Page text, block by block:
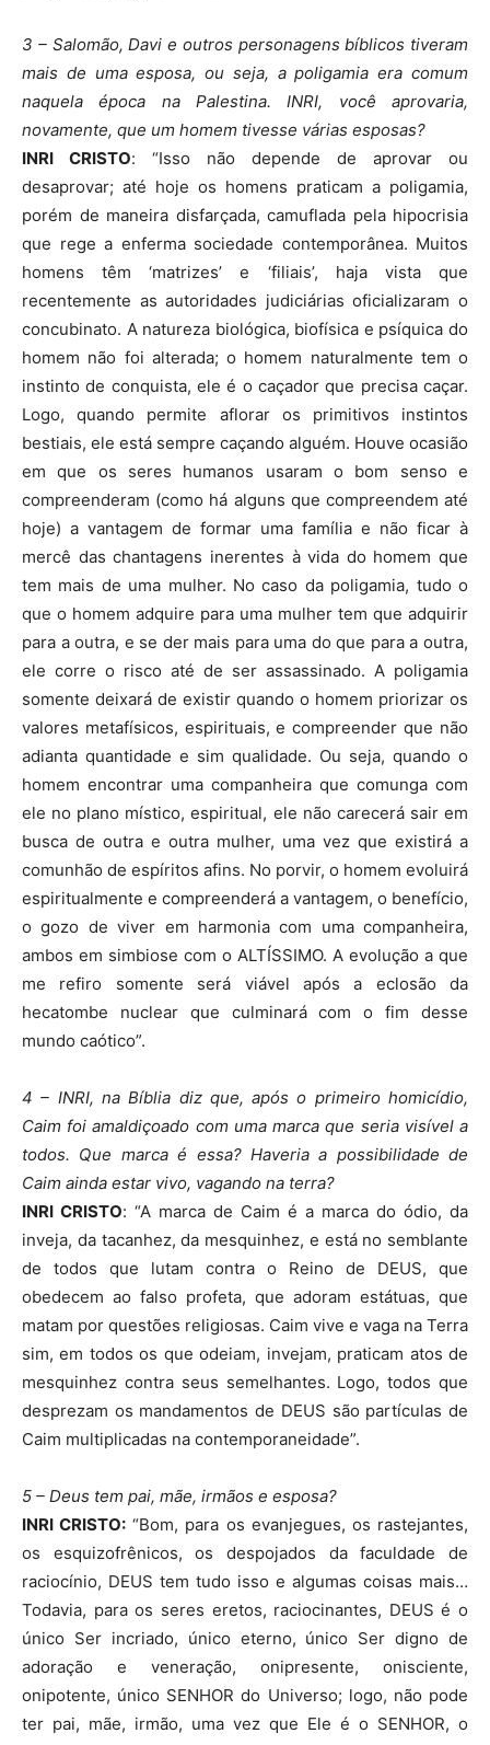
3 – Salomão, Davi e outros personagens bíblicos tiveram
mais de uma esposa, ou seja, a poligamia era comum
naquela época na Palestina. INRI, você aprovaria,
novamente, que um homem tivesse várias esposas?
INRI CRISTO: “Isso não depende de aprovar ou
desaprovar; até hoje os homens praticam a poligamia,
porém de maneira disfarçada, camuflada pela hipocrisia
que rege a enferma sociedade contemporânea. Muitos
homens têm ‘matrizes’ e ‘filiais’, haja vista que
recentemente as autoridades judiciárias oficializaram o
concubinato. A natureza biológica, biofísica e psíquica do
homem não foi alterada; o homem naturalmente tem o
instinto de conquista, ele é o caçador que precisa caçar.
Logo, quando permite aflorar os primitivos instintos
bestiais, ele está sempre caçando alguém. Houve ocasião
em que os seres humanos usaram o bom senso e
compreenderam (como há alguns que compreendem até
hoje) a vantagem de formar uma família e não ficar à
mercê das chantagens inerentes à vida do homem que
tem mais de uma mulher. No caso da poligamia, tudo o
que o homem adquire para uma mulher tem que adquirir
para a outra, e se der mais para uma do que para a outra,
ele corre o risco até de ser assassinado. A poligamia
somente deixará de existir quando o homem priorizar os
valores metafísicos, espirituais, e compreender que não
adianta quantidade e sim qualidade. Ou seja, quando o
homem encontrar uma companheira que comunga com
ele no plano místico, espiritual, ele não carecerá sair em
busca de outra e outra mulher, uma vez que existirá a
comunhão de espíritos afins. No porvir, o homem evoluirá
espiritualmente e compreenderá a vantagem, o benefício,
o gozo de viver em harmonia com uma companheira,
ambos em simbiose com o ALTÍSSIMO. A evolução a que
me refiro somente será viável após a eclosão da
hecatombe nuclear que culminará com o fim desse
mundo caótico”.
4 – INRI, na Bíblia diz que, após o primeiro homicídio,
Caim foi amaldiçoado com uma marca que seria visível a
todos. Que marca é essa? Haveria a possibilidade de
Caim ainda estar vivo, vagando na terra?
INRI CRISTO: “A marca de Caim é a marca do ódio, da
inveja, da tacanhez, da mesquinhez, e está no semblante
de todos que lutam contra o Reino de DEUS, que
obedecem ao falso profeta, que adoram estátuas, que
matam por questões religiosas. Caim vive e vaga na Terra
sim, em todos os que odeiam, invejam, praticam atos de
mesquinhez contra seus semelhantes. Logo, todos que
desprezam os mandamentos de DEUS são partículas de
Caim multiplicadas na contemporaneidade”.
5 – Deus tem pai, mãe, irmãos e esposa?
INRI CRISTO: “Bom, para os evanjegues, os rastejantes,
os esquizofrênicos, os despojados da faculdade de
raciocínio, DEUS tem tudo isso e algumas coisas mais…
Todavia, para os seres eretos, raciocinantes, DEUS é o
único Ser incriado, único eterno, único Ser digno de
adoração e veneração, onipresente, onisciente,
onipotente, único SENHOR do Universo; logo, não pode
ter pai, mãe, irmão, uma vez que Ele é o SENHOR, o